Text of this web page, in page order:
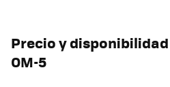
Precio y disponibilidad
OM-5